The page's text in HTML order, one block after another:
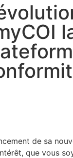
de sa
que vous